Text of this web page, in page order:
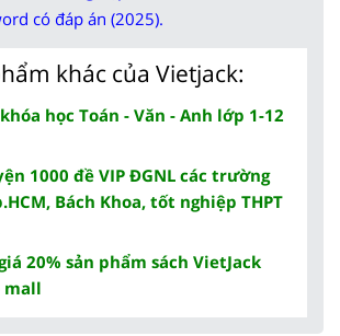
có đáp án (2025).
khác của Vietjack:
học Toán - Văn - Anh lớp 1-12
1000 đề VIP ĐGNL các trường
Bách Khoa, tốt nghiệp THPT
20% sản phẩm sách VietJack
mall